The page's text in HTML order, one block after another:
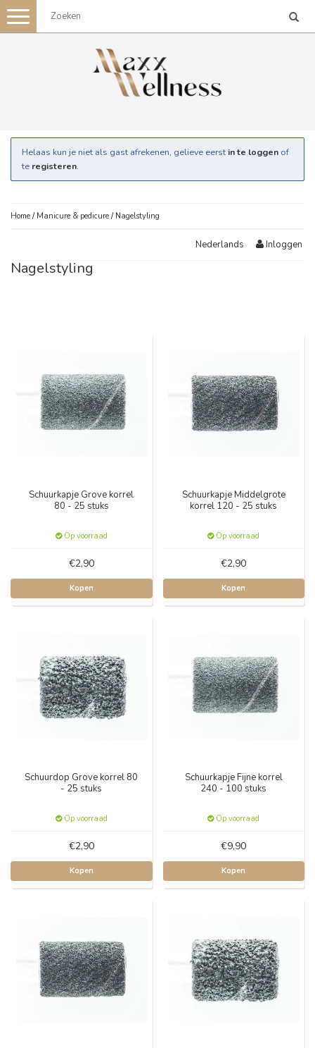
Toggle
navigation
Helaas kun je niet als gast afrekenen, gelieve eerst in te loggen of
te registeren.
Home / Manicure & pedicure / Nagelstyling
Nederlands Inloggen
Nagelstyling
Schuurkapje Grove korrel
80 - 25 stuks
Op voorraad
€2,90
Kopen
Schuurkapje Middelgrote
korrel 120 - 25 stuks
Op voorraad
€2,90
Kopen
Schuurdop Grove korrel 80
- 25 stuks
Op voorraad
€2,90
Kopen
Schuurkapje Fijne korrel
240 - 100 stuks
Op voorraad
€9,90
Kopen